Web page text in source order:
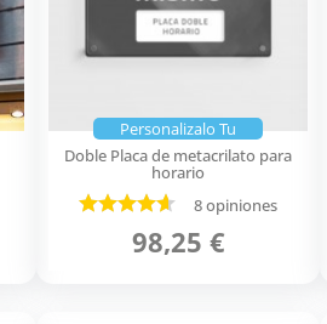
Personalizalo Tu
Doble Placa de metacrilato para
horario
8 opiniones
98,25 €